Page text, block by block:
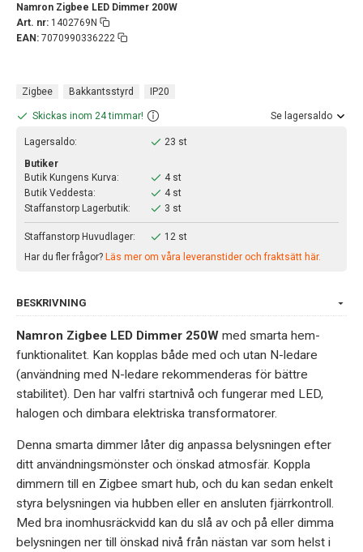
Namron Zigbee LED Dimmer 200W
Art. nr: 1402769N
EAN: 7070990336222
Zigbee Bakkantsstyrd IP20
Skickas inom 24 timmar! Se lagersaldo
Lagersaldo:
23 st
Butiker
Butik Kungens Kurva:
4 st
Butik Veddesta:
4 st
Staffanstorp Lagerbutik:
3 st
Staffanstorp Huvudlager:
12 st
Har du fler frågor? Läs mer om våra leveranstider och fraktsätt här.
BESKRIVNING
Namron Zigbee LED Dimmer 250W med smarta hem-
funktionalitet. Kan kopplas både med och utan N-ledare
(användning med N-ledare rekommenderas för bättre
stabilitet). Den har valfri startnivå och fungerar med LED,
halogen och dimbara elektriska transformatorer.
Denna smarta dimmer låter dig anpassa belysningen efter
ditt användningsmönster och önskad atmosfär. Koppla
dimmern till en Zigbee smart hub, och du kan sedan enkelt
styra belysningen via hubben eller en ansluten fjärrkontroll.
Med bra inomhusräckvidd kan du slå av och på eller dimma
belysningen ner till önskad nivå från nästan var som helst i